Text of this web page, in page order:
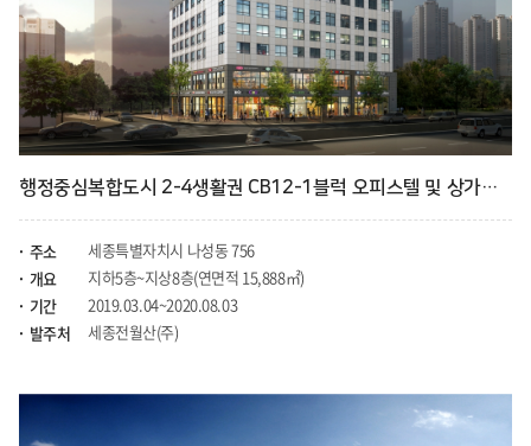
행정중심복합도시 2-4생활권 CB12-1블럭 오피스텔 및 상가신축공사
주소
세종특별자치시 나성동 756
개요
지하5층~지상8층(연면적 15,888㎡)
기간
2019.03.04~2020.08.03
발주처
세종전월산(주)